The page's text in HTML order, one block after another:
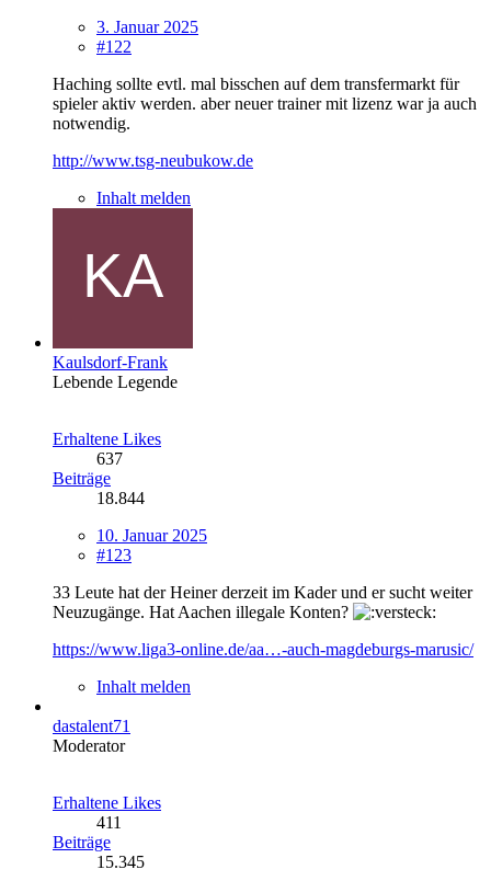
3. Januar 2025
#122
Haching sollte evtl. mal bisschen auf dem transfermarkt für
spieler aktiv werden. aber neuer trainer mit lizenz war ja auch
notwendig.
http://www.tsg-neubukow.de
Inhalt melden
Kaulsdorf-Frank
Lebende Legende
Erhaltene Likes
637
Beiträge
18.844
10. Januar 2025
#123
33 Leute hat der Heiner derzeit im Kader und er sucht weiter
Neuzugänge. Hat Aachen illegale Konten?
https://www.liga3-online.de/aa…-auch-magdeburgs-marusic/
Inhalt melden
dastalent71
Moderator
Erhaltene Likes
411
Beiträge
15.345